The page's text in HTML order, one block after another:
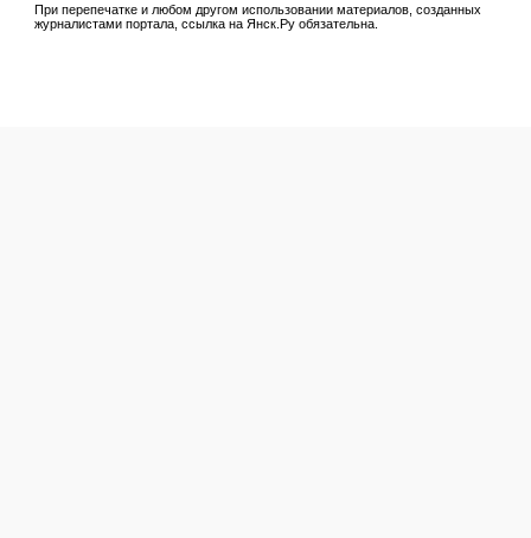
При перепечатке и любом другом использовании материалов, созданных
журналистами портала, ссылка на Янск.Ру обязательна.